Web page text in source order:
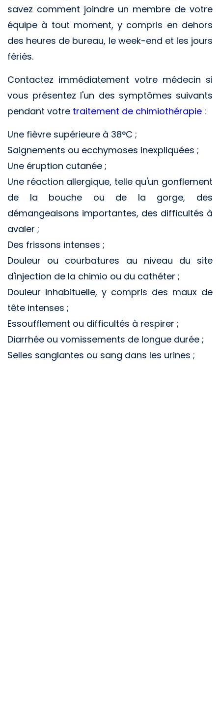
savez comment joindre un membre de votre
équipe à tout moment, y compris en dehors
des heures de bureau, le week-end et les jours
fériés.
Contactez immédiatement votre médecin si
vous présentez l'un des symptômes suivants
pendant votre traitement de chimiothérapie :
Une fièvre supérieure à 38°C ;
Saignements ou ecchymoses inexpliquées ;
Une éruption cutanée ;
Une réaction allergique, telle qu'un gonflement
de la bouche ou de la gorge, des
démangeaisons importantes, des difficultés à
avaler ;
Des frissons intenses ;
Douleur ou courbatures au niveau du site
d'injection de la chimio ou du cathéter ;
Douleur inhabituelle, y compris des maux de
tête intenses ;
Essoufflement ou difficultés à respirer ;
Diarrhée ou vomissements de longue durée ;
Selles sanglantes ou sang dans les urines ;